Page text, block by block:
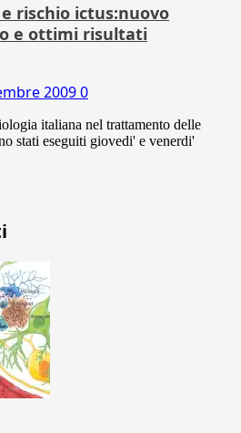
rischio ictus:nuovo
e ottimi risultati
20090
italiana nel trattamento delle
stati eseguiti giovedi' e venerdi'